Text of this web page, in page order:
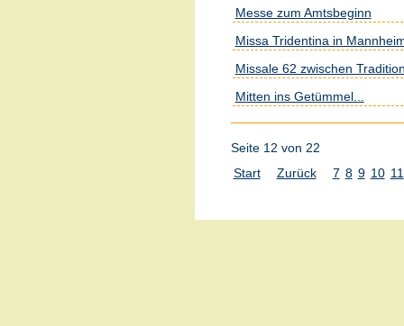
Messe zum Amtsbeginn
Missa Tridentina in
Missale 62 zwischen
Mitten ins Getümmel...
Seite 12 von 22
Start
Zurück 7 8 9 10 11